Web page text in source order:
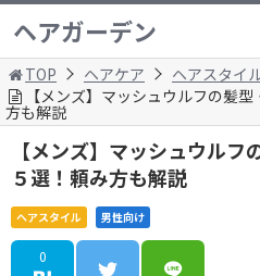
ヘアガーデン
TOP ヘアケア
ヘアスタイ
【メンズ】マッシュウルフの髪
方も解説
【メンズ】マッシュウル
５選！頼み方も解説
ヘアスタイル 男性向け
0